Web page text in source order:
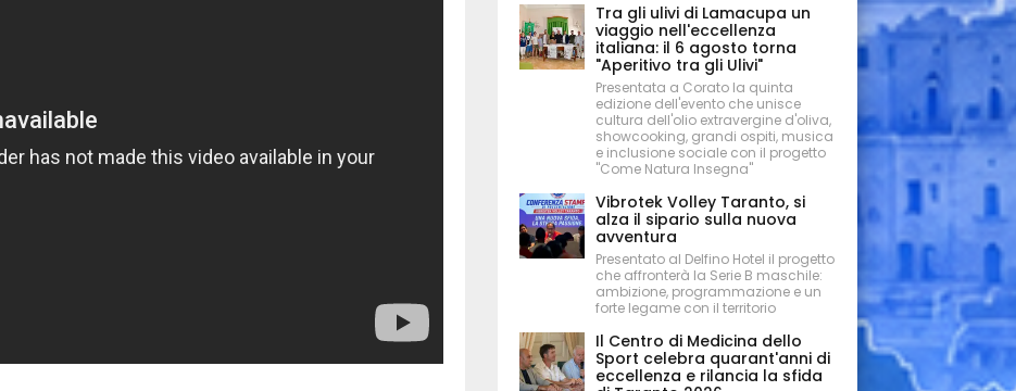
Tra gli ulivi di Lamacupa un
viaggio nell'eccellenza
italiana: il 6 agosto torna
"Aperitivo tra gli Ulivi"
Presentata a Corato la quinta
edizione dell'evento che unisce
cultura dell'olio extravergine d'oliva,
showcooking, grandi ospiti, musica
e inclusione sociale con il progetto
"Come Natura Insegna"
Vibrotek Volley Taranto, si
alza il sipario sulla nuova
avventura
Presentato al Delfino Hotel il progetto
che affronterà la Serie B maschile:
ambizione, programmazione e un
forte legame con il territorio
Il Centro di Medicina dello
Sport celebra quarant'anni di
eccellenza e rilancia la sfida